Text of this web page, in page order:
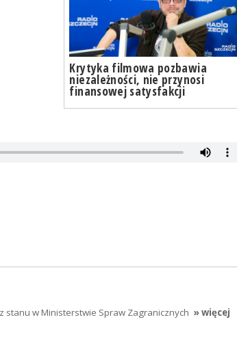
Krytyka filmowa pozbawia
niezależności, nie przynosi
finansowej satysfakcji
w Ministerstwie Spraw Zagranicznych » więcej